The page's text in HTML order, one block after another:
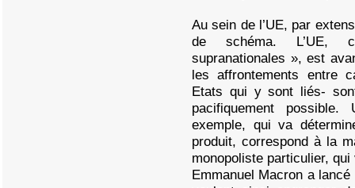
Au sein de l’UE, par
de schéma. L’UE,
supranationales », est
les affrontements entre
Etats qui y sont liés-
pacifiquement possible.
exemple, qui va
produit, correspond à la
monopoliste particulier,
Emmanuel Macron a